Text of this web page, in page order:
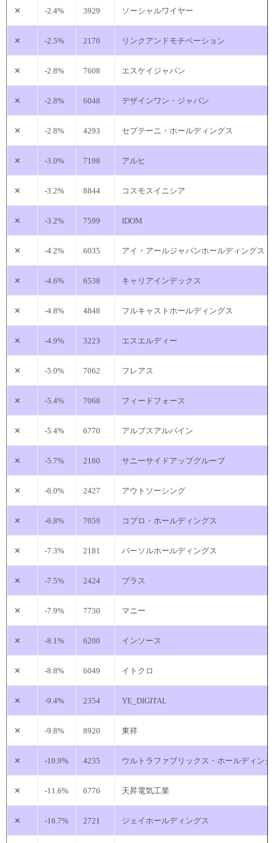
✕ -2.4% 3929 ソーシャルワイヤー
✕ -2.5% 2170 リンクアンドモチベーション
✕ -2.8% 7608 エスケイジャパン
✕ -2.8% 6048 デザインワン・ジャパン
✕ -2.8% 4293 セプテーニ・ホールディングス
✕ -3.0% 7198 アルヒ
✕ -3.2% 8844 コスモスイニシア
✕ -3.2% 7599 IDOM
✕ -4.2% 6035 アイ・アールジャパンホールディングス
✕ -4.6% 6538 キャリアインデックス
✕ -4.8% 4848 フルキャストホールディングス
✕ -4.9% 3223 エスエルディー
✕ -5.0% 7062 フレアス
✕ -5.4% 7068 フィードフォース
✕ -5.4% 6770 アルプスアルパイン
✕ -5.7% 2180 サニーサイドアップグループ
✕ -6.0% 2427 アウトソーシング
✕ -6.8% 7059 コプロ・ホールディングス
✕ -7.3% 2181 パーソルホールディングス
✕ -7.5% 2424 ブラス
✕ -7.9% 7730 マニー
✕ -8.1% 6200 インソース
✕ -8.8% 6049 イトクロ
✕ -9.4% 2354 YE_DIGITAL
✕ -9.8% 8920 東祥
✕ -10.9% 4235 ウルトラファブリックス・ホールディン
✕ -11.6% 6776 天昇電気工業
✕ -16.7% 2721 ジェイホールディングス